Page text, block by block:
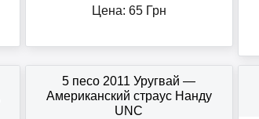
Цена: 65Грн
5 песо 2011 Уругвай —
Американский страус Нанду
UNC